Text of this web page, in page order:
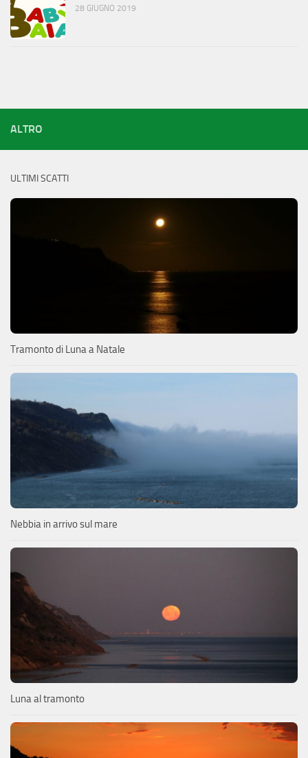
28 GIUGNO 2019
ALTRO
ULTIMI SCATTI
Tramonto di Luna a Natale
Nebbia in arrivo sul mare
Luna al tramonto